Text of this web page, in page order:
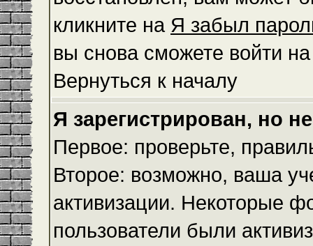
кликните на Я забыл
вы снова сможете войти
Вернуться к началу
Я зарегистрирован, но
Первое: проверьте,
Второе: возможно, ваша
активизации. Некоторые
пользователи были